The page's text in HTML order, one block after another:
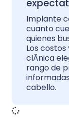
Implante
cuanto
quienes
Los
clÃ­nica
rango de
cabello.